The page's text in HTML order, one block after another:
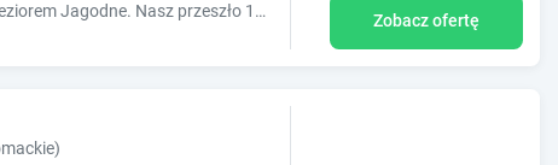
Jesteśmy obiektem położonym w malowniczej mazurskiej wsi Górkło nad Jeziorem Jagodne. Nasz przeszło 100-letni dom otwiera dla Was swoje drzwi. Zobacz ofertę